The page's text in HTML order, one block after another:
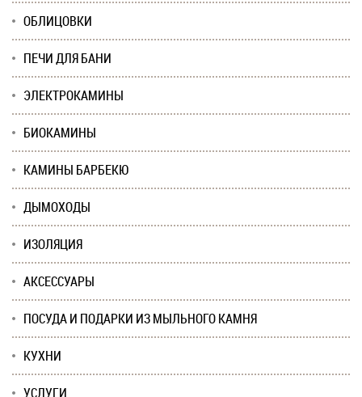
ОБЛИЦОВКИ
ПЕЧИ ДЛЯ БАНИ
ЭЛЕКТРОКАМИНЫ
БИОКАМИНЫ
КАМИНЫ БАРБЕКЮ
ДЫМОХОДЫ
ИЗОЛЯЦИЯ
АКСЕССУАРЫ
ПОСУДА И ПОДАРКИ ИЗ МЫЛЬНОГО КАМНЯ
КУХНИ
УСЛУГИ